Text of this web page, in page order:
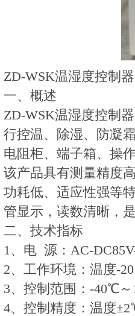
ZD-WSK温湿度控制器
一、概述
ZD-WSK温湿度控制器
行控温、除湿、防凝
电阻柜、端子箱、操
该产品具有测量精度
功耗低、适应性强等
管显示，读数清晰，
二、技术指标
1、电 源：AC-
2、工作环境：温度-
3、控制范围：-40℃
4、控制精度：温